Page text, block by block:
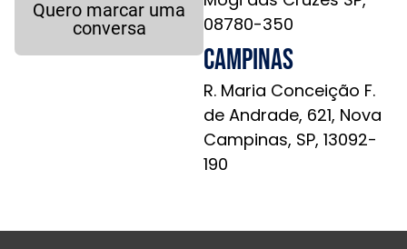
Quero marcar uma
conversa
08780-350
Campinas
R. Maria Conceição F.
de Andrade, 621, Nova
Campinas, SP, 13092-
190